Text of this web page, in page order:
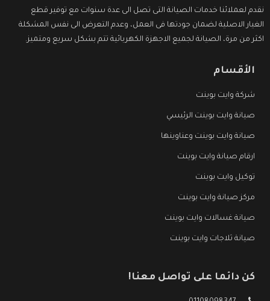
نقدم لعملائنا خدمات الصيانة التى تصل الى عدة سنوات مع توفير قطع
الغيار الاصلية لضمان جودتها فى العمل، وعدم التعرض الى نفس المشكلة
اكثر من مرة، الصيانة لجميع الاجهزة الكهربائية تتم بشكل سريع ومتميز.
الأقسام
شركة وايت بوينت
صيانة وايت بوينت الرئيسي
صيانة وايت بوينت وعناوينها
ارقام صيانة وايت بوينت
توكيل وايت بوينت
مركز صيانة وايت بوينت
صيانة غسالات وايت بوينت
صيانة ثلاجات وايت بوينت
كن دائما على تواصل معنا!